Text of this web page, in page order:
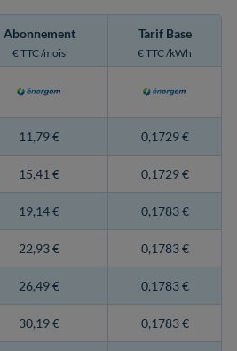
Abonnement
€ TTC /mois
Tarif Base
€ TTC /kWh
11,79 € 0,1729 €
15,41 € 0,1729 €
19,14 € 0,1783 €
22,93 € 0,1783 €
26,49 € 0,1783 €
30,19 € 0,1783 €